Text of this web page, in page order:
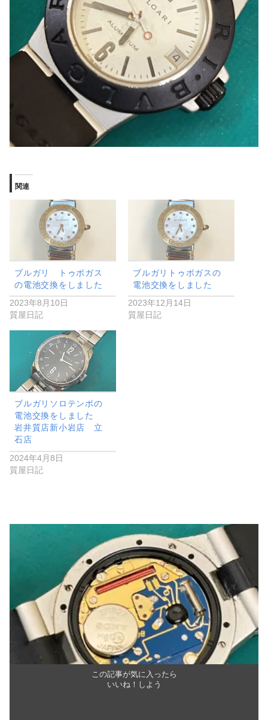
関連
ブルガリ トゥボガス
の電池交換をしました
2023年8月10日
質屋日記
ブルガリトゥボガスの
電池交換をしました
2023年12月14日
質屋日記
ブルガリソロテンポの
電池交換をしました
岩井質店新小岩店 立
石店
2024年4月8日
質屋日記
この記事が気に入ったら
いいね！しよう